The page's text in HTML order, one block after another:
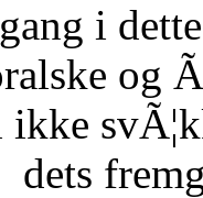
i
og
ikke
dets